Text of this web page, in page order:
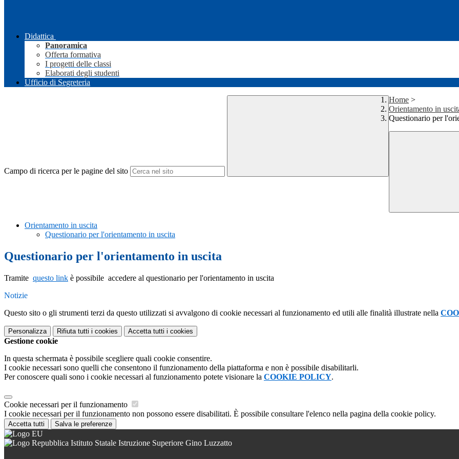
Didattica
Panoramica
Offerta formativa
I progetti delle classi
Elaborati degli studenti
Ufficio di Segreteria
Campo di ricerca per le pagine del sito
Home >
Orientamento in
Questionario per
Orientamento in uscita
Questionario per l'orientamento in uscita
Questionario per l'orientamento in uscita
Tramite questo link è possibile accedere al questionario per l'orientamento in uscita
Notizie
Questo sito o gli strumenti terzi da questo utilizzati si avvalgono di cookie necessari al funzionamento ed utili alle finalità illustrate nella
Personalizza Rifiuta tutti i cookies Accetta tutti i cookies
Gestione cookie
In questa schermata è possibile scegliere quali cookie consentire.
I cookie necessari sono quelli che consentono il funzionamento della piattaforma e non è possibile disabilitarli.
Per conoscere quali sono i cookie necessari al funzionamento potete visionare la COOKIE POLICY.
Cookie necessari per il funzionamento
I cookie necessari per il funzionamento non possono essere disabilitati. È possibile consultare l'elenco nella pagina della cookie policy.
Accetta tutti Salva le preferenze
Istituto Statale Istruzione Superiore Gino Luzzatto